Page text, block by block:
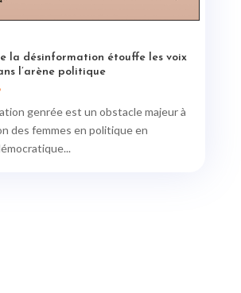
la désinformation étouffe les voix
l’arène politique
genrée est un obstacle majeur à
des femmes en politique en